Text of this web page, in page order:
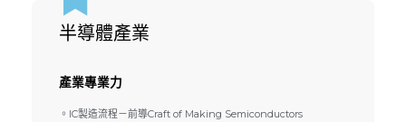
半導體產業
產業專業力
。IC製造流程－前導Craft of Making Semiconductors